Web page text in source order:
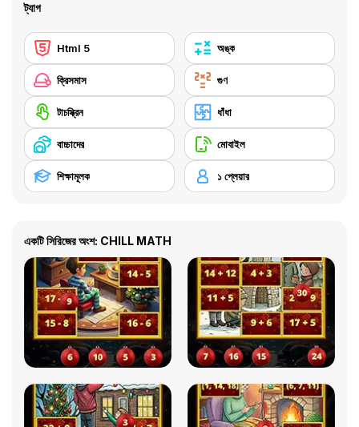
ট্যাগ
Html 5 অঙ্ক
ক্রিসমাস গুণ
টাচস্ক্রিন ধাঁধা
বাচ্চাদের মোবাইল
শিক্ষামূলক ১ প্লেয়ার
একটি সিরিজের অংশ: CHILL MATH